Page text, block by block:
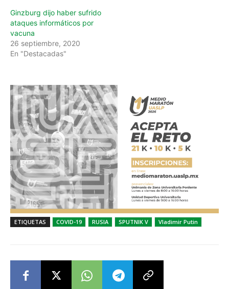
Ginzburg dijo haber sufrido
ataques informáticos por
vacuna
26 septiembre, 2020
En "Destacadas"
ETIQUETAS COVID-19 RUSIA SPUTNIK V Vladimir Putin